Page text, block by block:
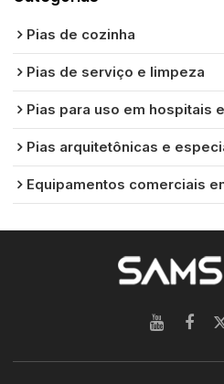
Pias de cozinha
Pias de serviço e limpeza
Pias para uso em hospitais
Pias arquitetônicas e
Equipamentos comerciais